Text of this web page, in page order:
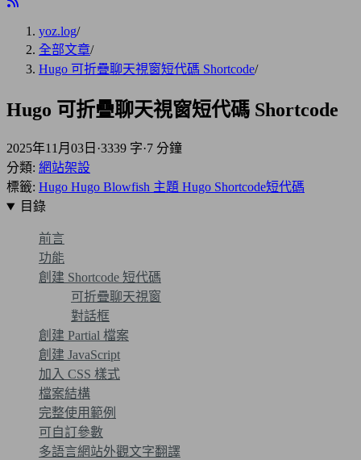
yoz.log/
全部文章/
Hugo 可折疊聊天視窗短代碼 Shortcode/
Hugo 可折疊聊天視窗短代碼 Shortcode
2025年11月03日 ·3339 字·7 分鐘
分類: 網站架設
標籤: Hugo Hugo Blowfish 主題 Hugo Shortcode短代碼
目錄
前言
功能
創建 Shortcode 短代碼
可折疊聊天視窗
對話框
創建 Partial 檔案
創建 JavaScript
加入 CSS 樣式
檔案結構
完整使用範例
可自訂參數
多語言網站外觀文字翻譯